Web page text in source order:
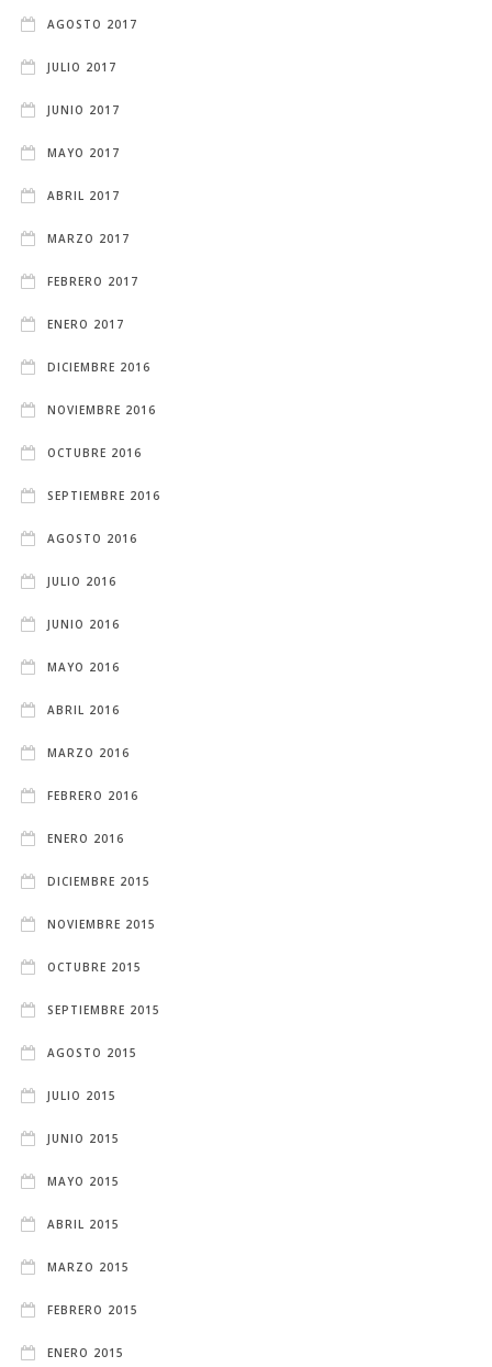
AGOSTO 2017
JULIO 2017
JUNIO 2017
MAYO 2017
ABRIL 2017
MARZO 2017
FEBRERO 2017
ENERO 2017
DICIEMBRE 2016
NOVIEMBRE 2016
OCTUBRE 2016
SEPTIEMBRE 2016
AGOSTO 2016
JULIO 2016
JUNIO 2016
MAYO 2016
ABRIL 2016
MARZO 2016
FEBRERO 2016
ENERO 2016
DICIEMBRE 2015
NOVIEMBRE 2015
OCTUBRE 2015
SEPTIEMBRE 2015
AGOSTO 2015
JULIO 2015
JUNIO 2015
MAYO 2015
ABRIL 2015
MARZO 2015
FEBRERO 2015
ENERO 2015